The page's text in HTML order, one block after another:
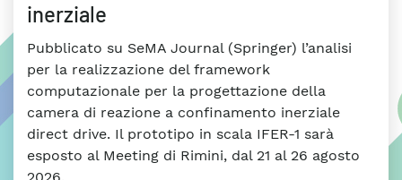
inerziale
Pubblicato su SeMA Journal (Springer) l’analisi
per la realizzazione del framework
computazionale per la progettazione della
camera di reazione a confinamento inerziale
direct drive. Il prototipo in scala IFER-1 sarà
esposto al Meeting di Rimini, dal 21 al 26 agosto